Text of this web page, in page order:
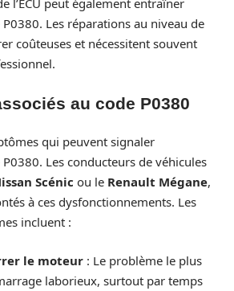
l’ECU peut également entraîner
Les réparations au niveau de
coûteuses et nécessitent souvent
au code P0380
qui peuvent signaler
Les conducteurs de véhicules
Scénic ou le Renault Mégane,
à ces dysfonctionnements. Les
incluent :
le moteur : Le problème le plus
laborieux, surtout par temps